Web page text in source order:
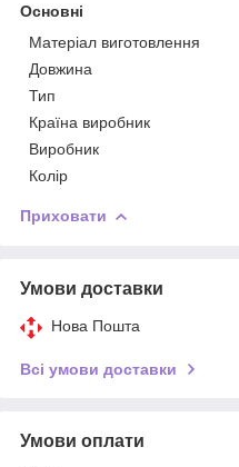
Основні
Матеріал виготовлення
Довжина
Тип
Країна виробник
Виробник
Колір
Приховати
Умови доставки
Нова Пошта
Всі умови доставки
Умови оплати